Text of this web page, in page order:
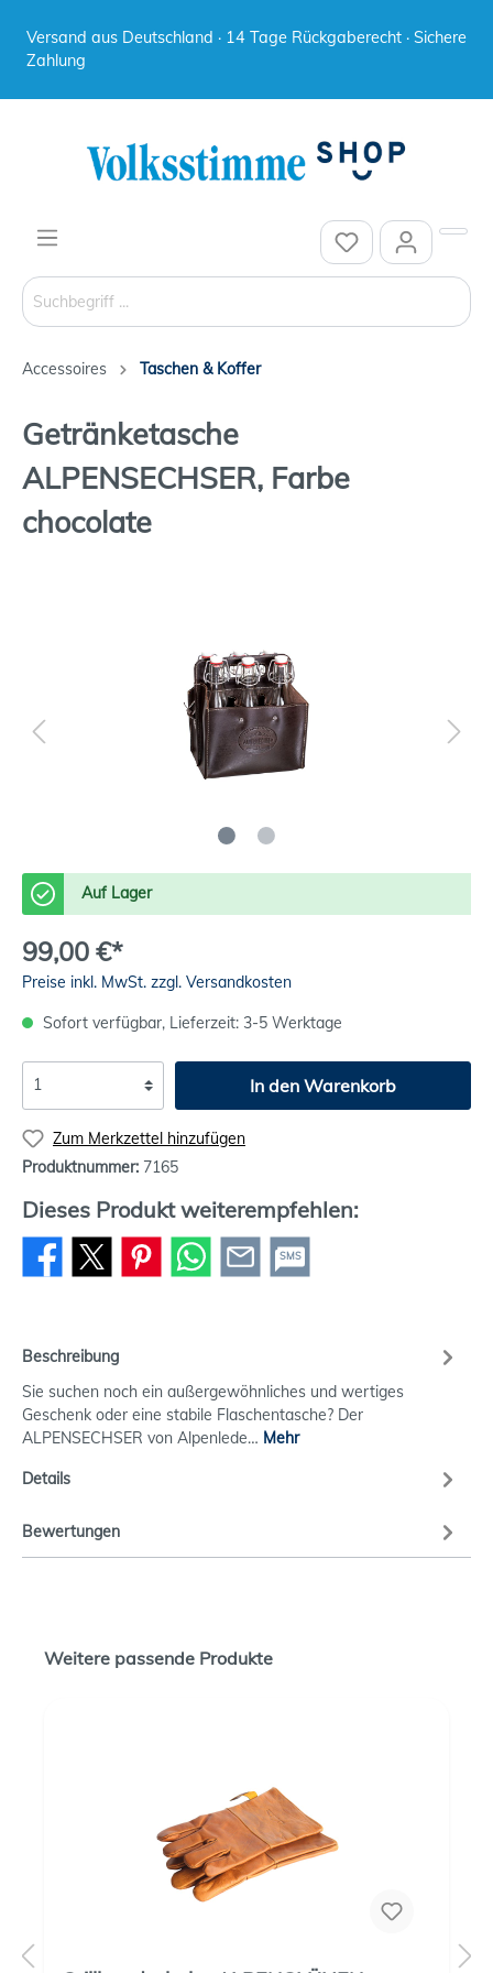
Versand aus Deutschland · 14 Tage Rückgaberecht · Sichere
Zahlung
Accessoires Taschen & Koffer
Getränketasche
ALPENSECHSER, Farbe
chocolate
Auf Lager
99,00 €*
Preise inkl. MwSt. zzgl. Versandkosten
Sofort verfügbar, Lieferzeit: 3-5 Werktage
In den Warenkorb
Zum Merkzettel hinzufügen
Produktnummer: 7165
Dieses Produkt weiterempfehlen:
SMS
Beschreibung
Sie suchen noch ein außergewöhnliches und wertiges
Geschenk oder eine stabile Flaschentasche? Der
ALPENSECHSER von Alpenlede… Mehr
Details
Bewertungen
Weitere passende Produkte